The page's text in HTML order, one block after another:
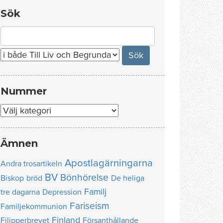
Sök
for:
Nummer
Nummer
Ämnen
Andra trosartikeln Apostlagärningarna
Biskop bröd BV Bönhörelse De heliga
tre dagarna Depression Familj
Familjekommunion Fariseism
Filipperbrevet Finland Försanthållande